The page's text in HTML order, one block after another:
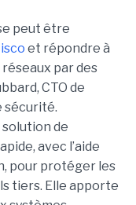
peut être
et répondre à
par des
CTO de
sécurité.
de
avec l’aide
pour protéger les
tiers. Elle apporte